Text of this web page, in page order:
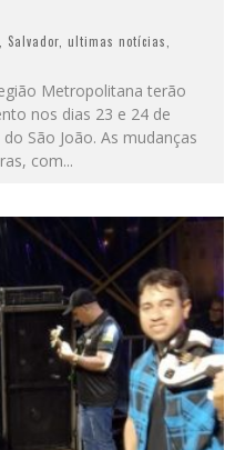
, Salvador, ultimas notícias,
Metropolitana terão
nos dias 23 e 24 de
São João. As mudanças
com...